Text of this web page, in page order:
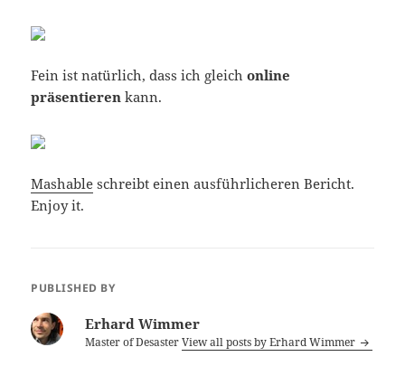
Fein ist natürlich, dass ich gleichonline
präsentieren kann.
Mashable schreibt einen ausführlicheren Bericht.
Enjoy it.
PUBLISHED BY
Erhard Wimmer
Master of DesasterView all posts by Erhard Wimmer